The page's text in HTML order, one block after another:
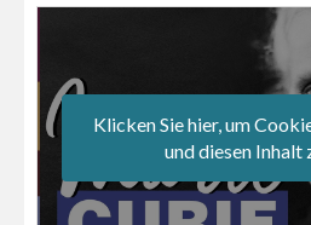
Klicken Sie hier, um
und diesen Inhalt